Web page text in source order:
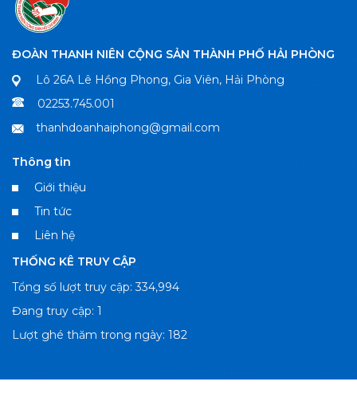
ĐOÀN THANH NIÊN CỘNG SẢN THÀNH PHỐ HẢI PHÒNG
Lô 26A Lê Hồng Phong, Gia Viên, Hải Phòng
02253.745.001
thanhdoanhaiphong@gmail.com
Thông tin
Giới thiệu
Tin tức
Liên hệ
THỐNG KÊ TRUY CẬP
Tổng số lượt truy cập: 334,994
Đang truy cập: 1
Lượt ghé thăm trong ngày: 182